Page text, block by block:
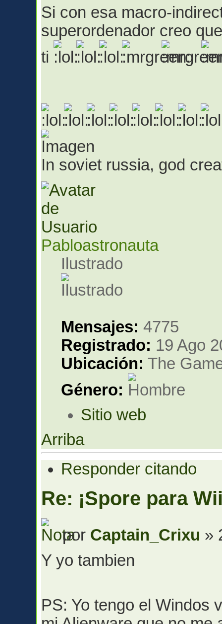
Si con esa macro-
superordenador creo
ti
In soviet russia, god
Pabloastronauta
Ilustrado
Mensajes: 4775
Registrado: 19 Ago
Ubicación: The
Género:
Sitio web
Arriba
Responder citando
Re: ¡Spore para
por Captain_Crixu »
Y yo tambien
PS: Yo tengo el Windos